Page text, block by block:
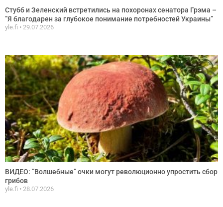
Стубб и Зеленский встретились на похоронах сенатора Грэма –
”Я благодарен за глубокое понимание потребностей Украины”
yle.fi 29.07.2026
ВИДЕО: ”Волшебные” очки могут революционно упростить сбор
грибов
yle.fi 28.07.2026